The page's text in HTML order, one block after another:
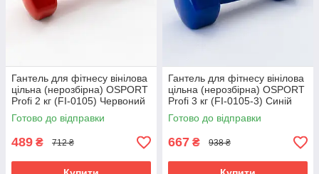
Гантель для фітнесу вінілова
цільна (нерозбірна) OSPORT
Profi 2 кг (FI-0105) Червоний
Готово до відправки
489 ₴ 712 ₴
Гантель для фітнесу вінілова
цільна (нерозбірна) OSPORT
Profi 3 кг (FI-0105-3) Синій
Готово до відправки
667 ₴ 938 ₴